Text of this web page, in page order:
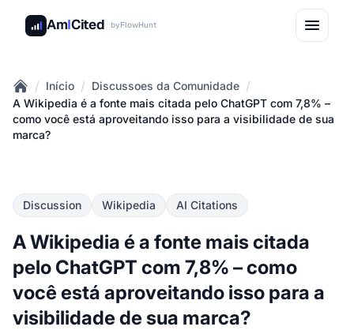
AmICited byFlowHunt
Home
/ Início / Discussoes da Comunidade /
A Wikipedia é a fonte mais citada pelo ChatGPT com 7,8% –
como você está aproveitando isso para a visibilidade de sua
marca?
Discussion Wikipedia AI Citations
A Wikipedia é a fonte mais citada
pelo ChatGPT com 7,8% – como
você está aproveitando isso para a
visibilidade de sua marca?